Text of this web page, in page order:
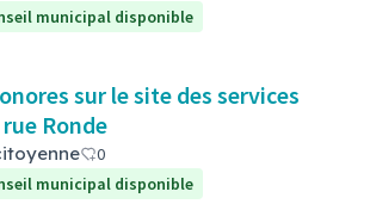
municipal disponible
sur le site des services
Ronde
0
municipal disponible